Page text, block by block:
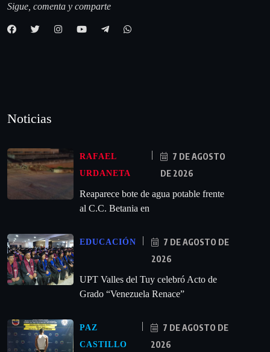
Sigue, comenta y comparte
Noticias
RAFAEL
URDANETA
7 DE AGOSTO
DE 2026
Reaparece bote de agua potable frente
al C.C. Betania en
EDUCACIÓN
7 DE AGOSTO DE
2026
UPT Valles del Tuy celebró Acto de
Grado “Venezuela Renace”
PAZ
CASTILLO
7 DE AGOSTO DE
2026